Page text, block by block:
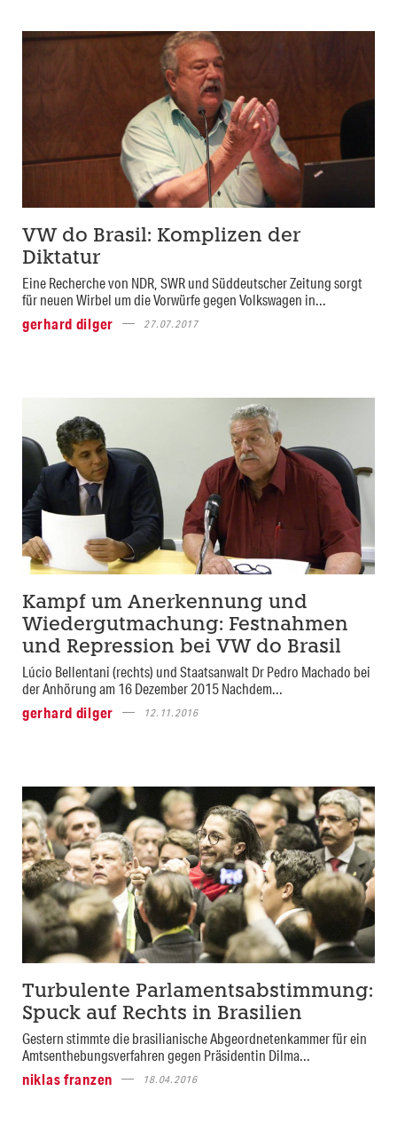
VW do Brasil: Komplizen der
Diktatur
Eine Recherche von NDR, SWR und Süddeutscher Zeitung sorgt
für neuen Wirbel um die Vorwürfe gegen Volkswagen in...
gerhard dilger
27.07.2017
Kampf um Anerkennung und
Wiedergutmachung: Festnahmen
und Repression bei VW do Brasil
Lúcio Bellentani (rechts) und Staatsanwalt Dr Pedro Machado bei
der Anhörung am 16 Dezember 2015 Nachdem...
gerhard dilger
12.11.2016
Turbulente Parlamentsabstimmung:
Spuck auf Rechts in Brasilien
Gestern stimmte die brasilianische Abgeordnetenkammer für ein
Amtsenthebungsverfahren gegen Präsidentin Dilma...
niklas franzen
18.04.2016